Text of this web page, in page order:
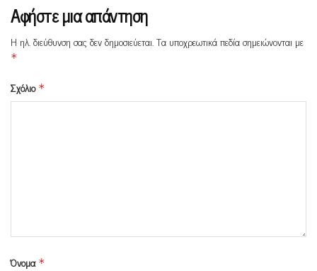
Αφήστε μια απάντηση
Η ηλ. διεύθυνση σας δεν δημοσιεύεται.Τα υποχρεωτικά πεδία σημειώνονται με
*
Σχόλιο *
Όνομα *